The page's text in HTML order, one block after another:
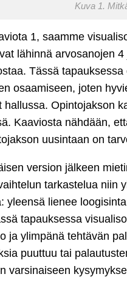
Kuva 1.
1, saamme
lähinnä arvosanojen
Tässä
osaamiseen, joten
hallussa. Opintojakson
Kaaviosta nähdään,
uusintaan on
version jälkeen
tarkastelua niin
yleensä lienee
tapauksessa
ja ylimpänä tehtävän
puuttuu tai
varsinaiseen